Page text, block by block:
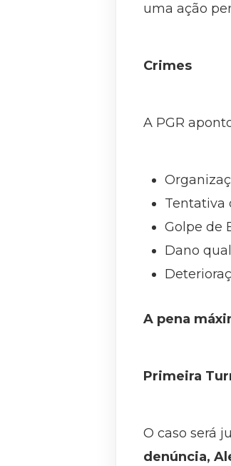
uma ação
Crimes
A PGR
Tentativa
Golpe de
Dano
A pena
Primeira
O caso será
denúncia,